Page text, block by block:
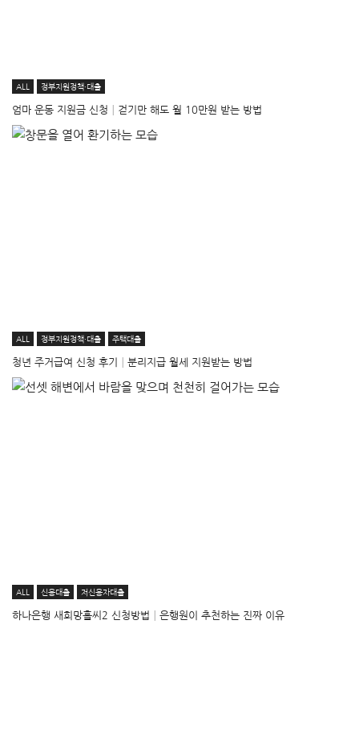
ALL 정부지원정책·대출
엄마 운동 지원금 신청│걷기만 해도 월 10만원 받는 방법
ALL 정부지원정책·대출 주택대출
청년 주거급여 신청 후기│분리지급 월세 지원받는 방법
ALL 신용대출 저신용자대출
하나은행 새희망홀씨2 신청방법│은행원이 추천하는 진짜 이유